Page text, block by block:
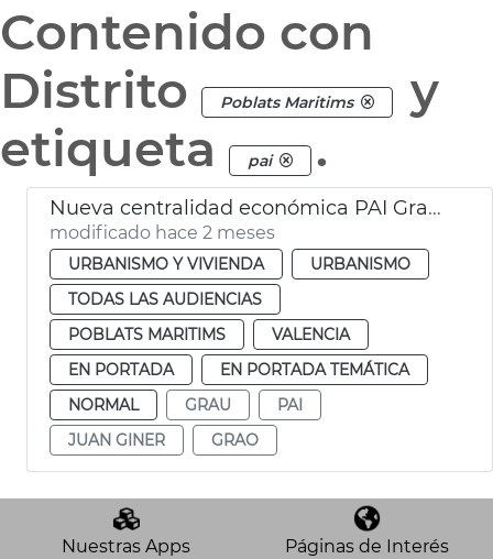
Contenido con
Distrito
Poblats Maritims
y
etiqueta
pai .
Nueva centralidad económica PAI Grao València
modificado hace 2 meses
URBANISMO Y VIVIENDA
URBANISMO
TODAS LAS AUDIENCIAS
POBLATS MARITIMS
VALENCIA
EN PORTADA
EN PORTADA TEMÁTICA
NORMAL
GRAU
PAI
JUAN GINER
GRAO
Nuestras Apps Páginas de Interés